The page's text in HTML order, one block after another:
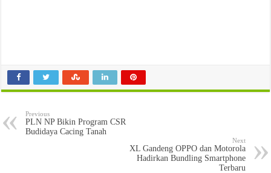
Previous
PLN NP Bikin Program CSR
Budidaya Cacing Tanah
Next
XL Gandeng OPPO dan Motorola
Hadirkan Bundling Smartphone
Terbaru